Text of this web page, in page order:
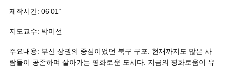
제작시간: 06‘01“
지도교수: 박미선
주요내용: 부산 상권의 중심이었던 북구 구포. 현재까지도 많은 사
람들이 공존하며 살아가는 평화로운 도시다. 지금의 평화로움이 유